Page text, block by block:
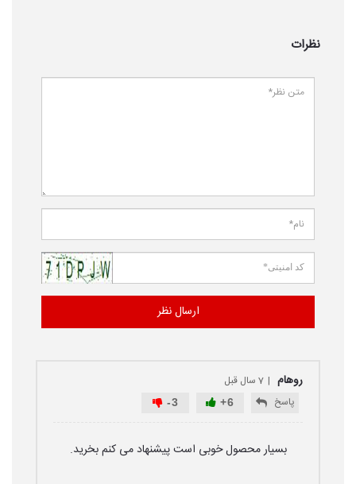
نظرات
ارسال نظر
روهام
7 سال قبل
پاسخ
6
+
3
-
بسیار محصول خوبی است پیشنهاد می کنم بخرید.